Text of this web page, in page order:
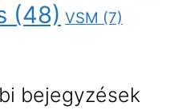
(48) VSM (7)
bejegyzések